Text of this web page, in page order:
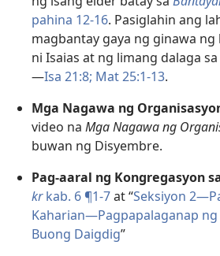
pahina 12-16. Pasiglahin ang
magbantay gaya ng ginawa
ni Isaias at ng limang dalaga
—Isa 21:8; Mat 25:1-13.
Mga Nagawa ng
video na Mga Nagawa ng
buwan ng Disyembre.
Pag-aaral ng Kongregasyon
krkab. 6 ¶1-7at “Seksiyon
Kaharian—Pagpapalaganap
Buong Daigdig”